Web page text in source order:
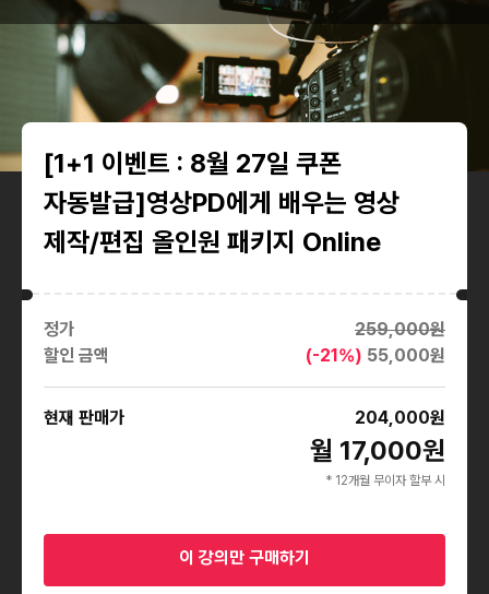
[1+1 이벤트 : 8월 27일 쿠폰
자동발급]영상PD에게 배우는 영상
제작/편집 올인원 패키지 Online
정가 259,000원
할인 금액
(-21%) 55,000원
현재 판매가 204,000원
월 17,000원
* 12개월 무이자 할부 시
이 강의만 구매하기